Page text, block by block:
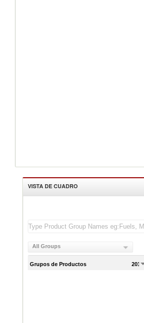
VISTA DE CUADRO
All Groups
Grupos de Productos 2017